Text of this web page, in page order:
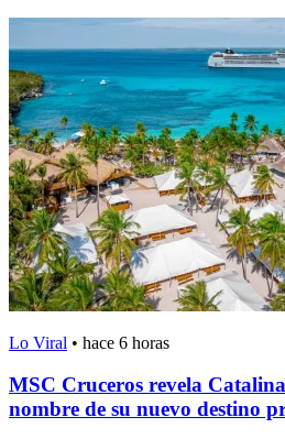
Lo Viral • hace 6 horas
MSC Cruceros revela
nombre de su nuevo destino